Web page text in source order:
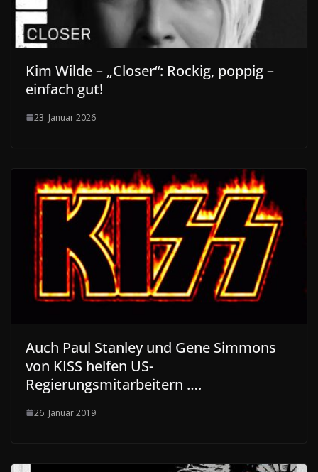
Kim Wilde – „Closer“: Rockig, poppig –
einfach gut!
23. Januar 2026
Auch Paul Stanley und Gene Simmons
von KISS helfen US-
Regierungsmitarbeitern ….
26. Januar 2019